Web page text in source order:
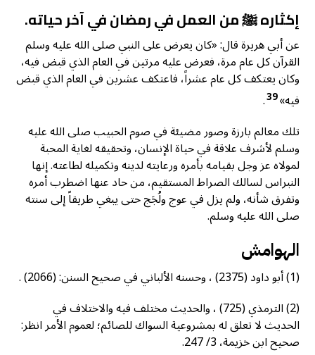
إكثاره ﷺ من العمل في رمضان في آخر حياته.
عن أبي هريرة قال: «كان يعرض على النبي صلى الله عليه وسلم
القرآن كل عام مرة، فعرض عليه مرتين في العام الذي قبض فيه،
وكان يعتكف كل عام عشراً، فاعتكف عشرين في العام الذي قبض
فيه»39
.
تلك معالم بارزة وصور مضيئة في صوم الحبيب صلى الله عليه
وسلم لأشرف علاقة في حياة الإنسان، وتحقيقه لغاية المحبة
لمولاه عز وجل بقيامه بأمره ورعايته لدينه وتكميله لطاعته. إنها
النبراس لسالك الصراط المستقيم، من حاد عنها اضطرب أمره
وتفرق شأنه، ولم يزل في عوج ولُجَج حتى يبغي طريقاً إلى سنته
صلى الله عليه وسلم.
الهوامش
(1) أبو داود (2375) ، وحسنه الألباني في صحيح السنن: (2066) .
(2) الترمذي (725) ، والحديث مختلف فيه والاختلاف في
الحديث لا تعلق له بمشروعية السواك للصائم؛ لعموم الأمر انظر:
صحيح ابن خزيمة، 3/ 247.